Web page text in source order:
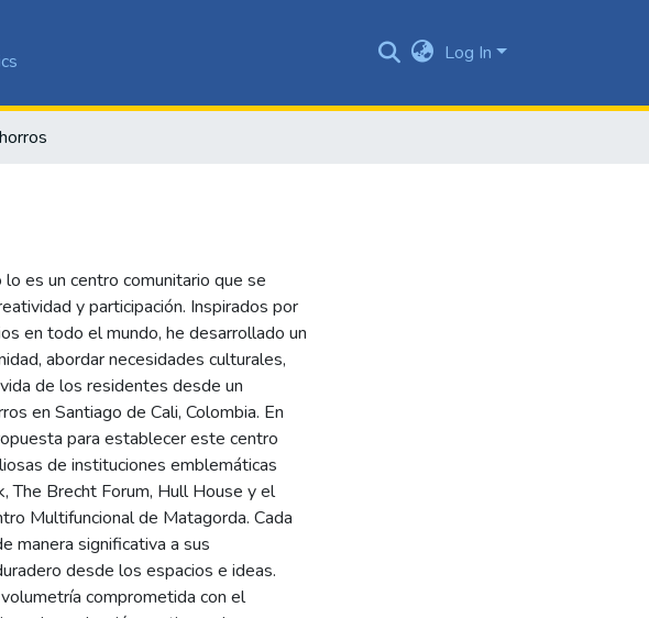
Log In
es un centro comunitario que se
y participación. Inspirados por
en todo el mundo, he desarrollado un
abordar necesidades culturales,
de los residentes desde un
en Santiago de Cali, Colombia. En
para establecer este centro
de instituciones emblemáticas
The Brecht Forum, Hull House y el
Multifuncional de Matagorda. Cada
manera significativa a sus
desde los espacios e ideas.
comprometida con el